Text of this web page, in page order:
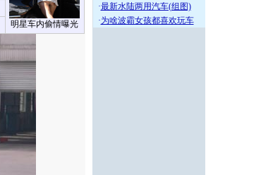
明星车内偷情曝光
·最新水陆两用汽车(组图)
·为啥波霸女孩都喜欢玩车